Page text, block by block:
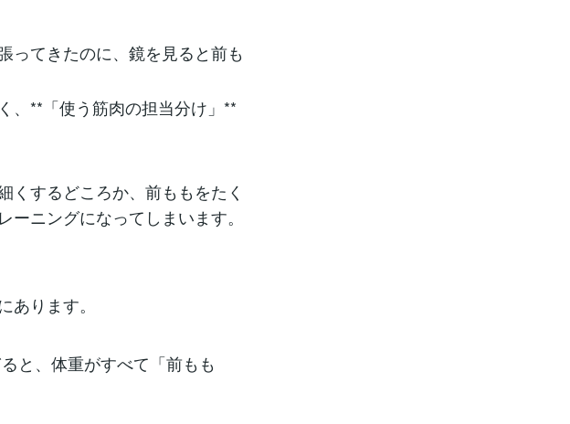
ってきたのに、鏡を見ると前も
、**「使う筋肉の担当分け」**
くするどころか、前ももをたく
ニングになってしまいます。
ります。
と、体重がすべて「前もも